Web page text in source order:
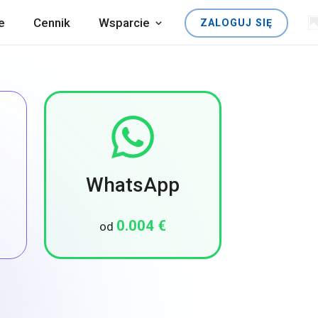
Cennik Wsparcie ZALOGUJ SIĘ
WhatsApp
od 0.004 €